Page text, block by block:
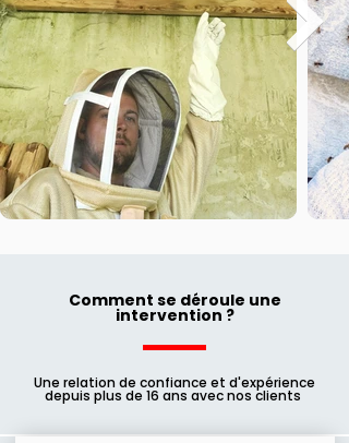
Comment se déroule une
intervention ?
Une relation de confiance et d'expérience
depuis plus de 16 ans avec nos clients